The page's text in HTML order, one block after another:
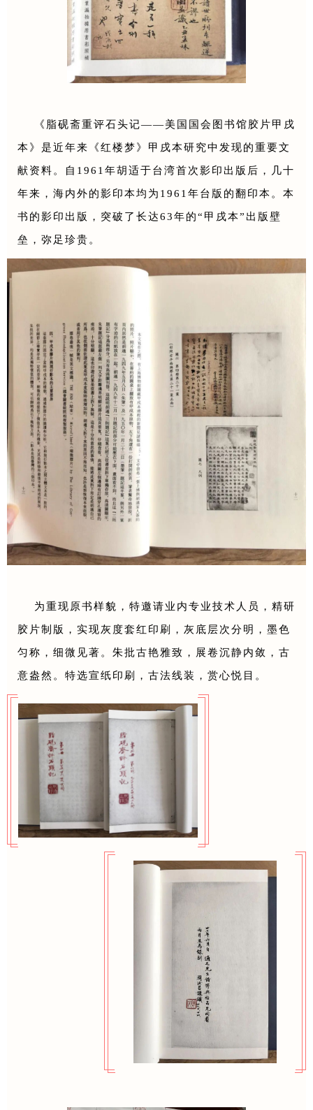
《脂砚斋重评石头记——美国国会图书馆胶片甲戌
本》是近年来《红楼梦》甲戌本研究中发现的重要文
献资料。自1961年胡适于台湾首次影印出版后，几十
年来，海内外的影印本均为1961年台版的翻印本。本
书的影印出版，突破了长达63年的“甲戌本”出版壁
垒，弥足珍贵。
为重现原书样貌，特邀请业内专业技术人员，精研
胶片制版，实现灰度套红印刷，灰底层次分明，墨色
匀称，细微见著。朱批古艳雅致，展卷沉静内敛，古
意盎然。特选宣纸印刷，古法线装，赏心悦目。